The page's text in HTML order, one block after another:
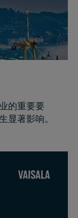
的重要要
显著影响。